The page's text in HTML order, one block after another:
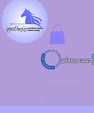
μέλος των: